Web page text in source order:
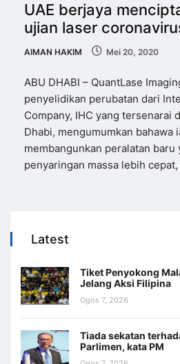
UAE berjaya
ujian laser
AIMAN HAKIM Mei 20, 2020
ABU DHABI – QuantLase
penyelidikan perubatan dari
Company, IHC yang tersenarai
Dhabi, mengumumkan bahawa
membangunkan peralatan baru
penyaringan massa lebih
Latest
Tiket Penyokong
Jelang Aksi Filipina
Ogos 7, 2026
Tiada sekatan
Parlimen, kata PM